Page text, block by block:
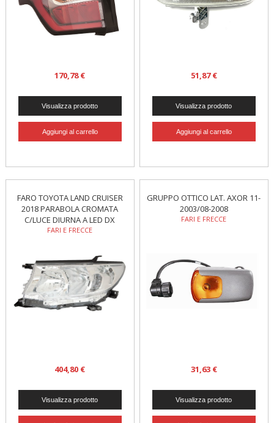
170,78 € 51,87 €
FARO TOYOTA LAND CRUISER
2018 PARABOLA CROMATA
C/LUCE DIURNA A LED DX
FARI E FRECCE
404,80 €
GRUPPO OTTICO LAT. AXOR 11-
2003/08-2008
FARI E FRECCE
31,63 €